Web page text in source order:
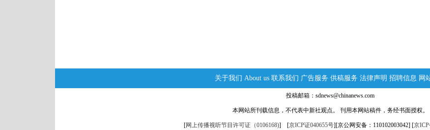
关于我们 About us 联系我们 广告服务 供稿服务 法律声明 招聘信息 网
投稿邮箱：sdnews@chinanews.com
本网站所刊载信息，不代表中新社观点。 刊用本网站稿件，务经书面授权。
[网上传播视听节目许可证（0106168)] [京ICP证040655号][京公网安备：110102003042] [京ICP